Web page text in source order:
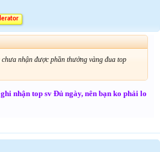
nhận được phần thưởng vàng đua top
nhận top sv Đủ ngày, nên bạn ko phải lo